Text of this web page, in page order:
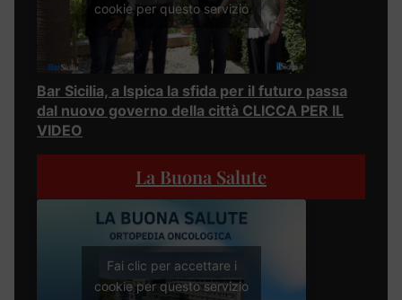
cookie per questo servizio
Bar Sicilia, a Ispica la sfida per il futuro passa
dal nuovo governo della città CLICCA PER IL
VIDEO
La Buona Salute
Fai clic per accettare i
cookie per questo servizio